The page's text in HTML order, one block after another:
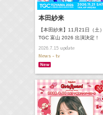
本田紗来
【本田紗来】11月21日（土）
TGC 富山 2026 出演決定！
2026.7.15update
News - tv